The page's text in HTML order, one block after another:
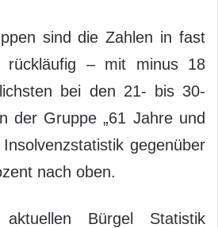
sind die Zahlen in fast
rückläufig – mit minus 18
bei den 21- bis 30-
der Gruppe „61 Jahre und
gegenüber
nach oben.
Bürgel Statistik